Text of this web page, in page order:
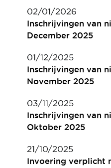
02/01/2026
Inschrijvingen van
December 2025
01/12/2025
Inschrijvingen van
November 2025
03/11/2025
Inschrijvingen van
Oktober 2025
21/10/2025
Invoering verplicht